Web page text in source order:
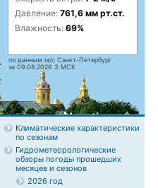
Давление: 761,6 мм рт.ст.
Влажность: 69%
по данным м/с Санкт-Петербург
за 09.08.2026 3 МСК
Климатические характеристики
по сезонам
Гидрометеорологические
обзоры погоды прошедших
месяцев и сезонов
2026 год